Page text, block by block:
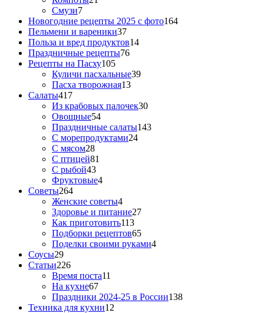
Смузи7
Новогодние рецепты 2025 с фото164
Пельмени и вареники37
Польза и вред продуктов14
Праздничные рецепты76
Рецепты на Пасху105
Куличи пасхальные39
Пасха творожная13
Салаты417
Из крабовых палочек30
Овощные54
Праздничные салаты143
С морепродуктами24
С мясом28
С птицей81
С рыбой43
Фруктовые4
Советы264
Женские советы4
Здоровье и питание27
Как приготовить113
Подборки рецептов65
Поделки своими руками4
Соусы29
Статьи226
Время поста11
На кухне67
Праздники 2024-25 в России138
Техника для кухни12